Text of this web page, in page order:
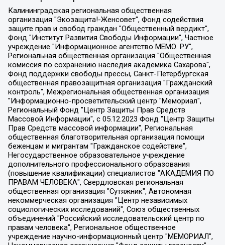
Калининградская региональная общественная организация "Экозащита!-Женсовет", Фонд содействия защите прав и свобод граждан "Общественный вердикт", Фонд "Институт Развития Свободы Информации", Частное учреждение "Информационное агентство МЕМО. РУ", Региональная общественная организация "Общественная комиссия по сохранению наследия академика Сахарова", Фонд поддержки свободы прессы, Санкт-Петербургская общественная правозащитная организация "Гражданский контроль", Межрегиональная общественная организация "Информационно-просветительский центр "Мемориал", Региональный Фонд "Центр Защиты Прав Средств Массовой Информации", с 05.12.2023 Фонд "Центр Защиты Прав Средств массовой информации", Региональная общественная благотворительная организация помощи беженцам и мигрантам "Гражданское содействие", Негосударственное образовательное учреждение дополнительного профессионального образования (повышение квалификации) специалистов "АКАДЕМИЯ ПО ПРАВАМ ЧЕЛОВЕКА", Свердловская региональная общественная организация "Сутяжник", Автономная некоммерческая организация "Центр независимых социологических исследований", Союз общественных объединений "Российский исследовательский центр по правам человека", Региональное общественное учреждение научно-информационный центр "МЕМОРИАЛ", Некоммерческая организация "Фонд защиты гласности", Автономная некоммерческая организация "Институт прав человека", Городская общественная организация "Екатеринбургское общество "МЕМОРИАЛ", Городская общественная организация "Рязанское историко-просветительское и правозащитное общество "Мемориал" (Рязанский Мемориал), Челябинский региональный орган общественной самодеятельности – женское общественное объединение "Женщины Евразии", Челябинский региональный орган общественной самодеятельности "Уральская правозащитная группа", Фонд содействия защите здоровья и социальной справедливости имени Андрея Рылькова, Автономная Некоммерческая Организация "Аналитический Центр Юрия Левады", Автономная некоммерческая организация социальной поддержки населения "Проект Апрель", Региональная общественная организация помощи женщинам и детям, находящимся в кризисной ситуации "Информационно-методический центр "Анна", Фонд содействия развитию массовых коммуникаций и правовому просвещению "Так-так-Так", Фонд содействия устойчивому развитию "Серебряная тайга", Свердловский региональный общественный фонд социальных проектов "Новое время", "Idel.Реалии", Кавказ.Реалии, Крым.Реалии, Телеканал Настоящее Время, Татаро-башкирская служба Радио Свобода (Azatliq Radiosi), Радио Свободная Европа/Радио Свобода (PCE/PC), "Сибирь.Реалии", "Фактограф", Благотворительный фонд помощи осужденным и их семьям, Автономная некоммерческая организация "Институт глобализации и социальных движений", Фонд "В защиту прав заключенных", Частное учреждение "Центр поддержки и содействия развитию средств массовой информации", Пензенский региональный общественный благотворительный фонд "Гражданский союз", "Север.Реалии", Некоммерческая организация Фонд "Правовая инициатива", Общество с ограниченной ответственностью "Радио Свободная Европа/Радио Свобода", Чешское информационное агентство "MEDIUM-ORIENT", Красноярская региональная общественная организация "Мы против СПИДа", Камалягин Денис Николаевич, Маркелов Сергей Евгеньевич, Пономарев Лев Александрович, Савицкая Людмила Алексеевна, Автономная некоммерческая организация "Центр по работе с проблемой насилия "НАСИЛИЮ.НЕТ", Межрегиональный профессиональный союз работников здравоохранения "Альянс врачей", Юридическое лицо, зарегистрированное в Латвийской Республике, SIA "Medusa Project" (регистрационный номер 40103797863, дата регистрации 10.06.2014), Некоммерческая организация "Фонд по борьбе с коррупцией", Автономная некоммерческая организация "Институт права и публичной политики", Баданин Роман Сергеевич, Гликин Максим Александрович, Железнова Мария Михайловна, Лукьянова Юлия Сергеевна, Маетная Елизавета Витальевна, Маняхин Петр Борисович, Чуракова Ольга Владимировна, Ярош Юлия Петровна, Юридическое лицо "The Insider SIA", зарегистрированное в Риге, Латвийская Республика (дата регистрации 26.06.2015), являющееся администратором доменного имени интернет-издания "The Insider SIA", https://theins.ru, Постернак Алексей Евгеньевич, Рубин Михаил Аркадьевич, Анин Роман Александрович, Юридическое лицо Istories fonds, зарегистрированное в Латвийской Республике (регистрационный номер 50008295751, дата регистрации 24.02.2020), Великовский Дмитрий Александрович, Долинина Ирина Николаевна, Мароховская Алеся Алексеевна, Шлейнов Роман Юрьевич, Шмагун Олеся Валентиновна, Общество с ограниченной ответственностью "Альтаир 2021", Общество с ограниченной ответственностью "Вега 2021", Общество с ограниченной ответственностью "Главный редактор 2021", Общество с ограниченной ответственностью "Ромашки монолит", Важенков Артем Валерьевич, Ивановская областная общественная организация "Центр гендерных исследований", Гурман Юрий Альбертович, Медиапроект "ОВД-Инфо", Егоров Владимир Владимирович, Жилинский Владимир Александрович, Общество с ограниченной ответственностью "ЗП", Иванова София Юрьевна, Карезина Инна Павловна, Кильтау Екатерина Викторовна, Петров Алексей Викторович, Пискунов Сергей Евгеньевич, Смирнов Сергей Сергеевич, Тихонов Михаил Сергеевич, Общество с ограниченной ответственностью "ЖУРНАЛИСТ-ИНОСТРАННЫЙ АГЕНТ", Арапова Галина Юрьевна, Вольтская Татьяна Анатольевна, Американская компания "Mason G.E.S. Anonymous Foundation" (США), являющаяся владельцем интернет-издания https://mnews.world/, Компания "Stichting Bellingcat", зарегистрированная в Нидерландах (дата регистрации 11.07.2018), Захаров Андрей Вячеславович, Клепиковская Екатерина Дмитриевна, Общество с ограниченной ответственностью "МЕМО", Перл Роман Александрович, Симонов Евгений Алексеевич, Соловьева Елена Анатольевна, Сотников Даниил Владимирович, Сурначева Елизавета Дмитриевна, Автономная некоммерческая организация по защите прав человека и информированию населения "Якутия – Наше Мнение", Общество с ограниченной ответственностью "Москоу диджитал медиа", с 26.01.2023 Общество с ограниченной ответственностью "Чайка Белые сады", Ветошкина Валерия Валерьевна, Заговора Максим Александрович, Межрегиональное общественное движение "Российская ЛГБТ - сеть", Оленичев Максим Владимирович, Павлов Иван Юрьевич, Скворцова Елена Сергеевна, Общество с ограниченной ответственностью "Как бы инагент", Кочетков Игорь Викторович, Общество с ограниченной ответственностью "Честные выборы", Еланчик Олег Александрович, Общество с ограниченной ответственностью "Нобелевский призыв", Гималова Регина Эмилевна, Григорьев Андрей Валерьевич, Григорьева Алина Александровна, Ассоциация по содействию защите прав призывников, альтернативнослужащих и военнослужащих "Правозащитная группа "Гражданин.Армия.Право", Хисамова Регина Фаритовна, Автономная некоммерческая организация по реализации социально-правовых программ "Лилит", Дальневосточное общественное движение "Маяк", Санкт-Петербургская ЛГБТ-инициативная группа "Выход", Инициативная группа ЛГБТ+ "Реверс", Алексеев Андрей Викторович, Бекбулатова Таисия Львовна, Беляев Иван Михайлович, Владыкина Елена Сергеевна, Гельман Марат Александрович, Никульшина Вероника Юрьевна, Толоконникова Надежда Андреевна, Шендерович Виктор Анатольевич, Общество с ограниченной ответственностью "Данное сообщение", Общество с ограниченной ответственностью Издательский дом "Новая глава", Айнбиндер Александра Александровна, Московский комьюнити-центр для ЛГБТ+инициатив, Благотворительный фонд развития филантропии, Deutsche Welle (Германия, Kurt-Schumacher-Strasse 3, 53113 Bonn), Борзунова Мария Михайловна, Воробьев Виктор Викторович, Голубева Анна Львовна, Константинова Алла Михайловна, Малкова Ирина Владимировна, Мурадов Мурад Абдулгалимович, Осетинская Елизавета Николаевна, Понасенков Евгений Николаевич, Ганапольский Матвей Юрьевич, Киселев Евгений Алексеевич, Борухович Ирина Григорьевна, Дремин Иван Тимофеевич, Дубровский Дмитрий Викторович, Красноярская региональная общественная организация поддержки и развития альтернативных образовательных технологий и межкультурных коммуникаций "ИНТЕРРА", Маяковская Екатерина Алексеевна, Фейгин Марк Захарович, Филимонов Андрей Викторович, Дзугкоева Регина Николаевна, Доброхотов Роман Александрович, Дудь Юрий Александрович, Елкин Сергей Владимирович, Кругликов Кирилл Игоревич, Сабунаева Мария Леонидовна, Семенов Алексей Владимирович, Шаинян Карен Багратович, Шульман Екатерина Михайловна, Асафьев Артур Валерьевич, Вахштайн Виктор Семенович, Венедиктов Алексей Алексеевич, Лушникова Екатерина Евгеньевна, Волков Леонид Михайлович, Невзоров Александр Глебович, Пархоменко Сергей Борисович, Сироткин Ярослав Николаевич, Кара-Мурза Владимир Владимирович, Баранова Наталья Владимировна, Гозман Леонид Яковлевич, Кагарлицкий Борис Юльевич, Климарев Михаил Валерьевич, Милов Владимир Станиславович, Автономная некоммерческая организация Краснодарский центр современного искусства "Типография", Моргенштерн Алишер Тагирович, Соболь Любовь Эдуардовна, Общество с ограниченной ответственностью "ЛИЗА НОРМ", Каспаров Гарри Кимович, Ходорковский Михаил Борисович, Общество с ограниченной ответственностью "Апрельские тезисы", Данилович Ирина Брониславовна, Кашин Олег Владимирович, Петров Николай Владимирович, Пивоваров Алексей Владимирович, Соколов Михаил Владимирович, Цветкова Юлия Владимировна, Чичваркин Евгений Александрович, Комитет против пыток/Команда против пыток, Общество с ограниченной ответственностью "Первый научный", Общество с ограниченной ответственностью "Вертолет и ко", Белоцерковская Вероника Борисовна, Кац Максим Евгеньевич, Лазарева Татьяна Юрьевна, Шаведдинов Руслан Табризович, Яшин Илья Валерьевич, Общество с ограниченной ответственностью "Иноагент ААВ", Алешковский Дмитрий Петрович, Альбац Евгения Марковна, Быков Дмитрий Львович, Галямина Юлия Евгеньевна, Лойко Сергей Леонидович, Мартынов Кирилл Константинович, Медведев Сергей Александрович, Крашенинников Федор Геннадиевич, Гордеева Катерина Вл